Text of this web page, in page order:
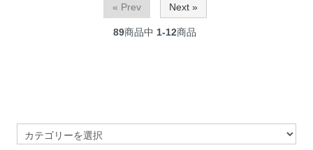
« Prev Next »
89商品中 1-12商品